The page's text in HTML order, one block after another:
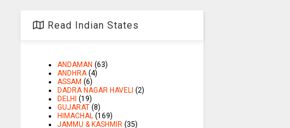
Read Indian States
ANDAMAN (63)
ANDHRA (4)
ASSAM (6)
DADRA NAGAR HAVELI (2)
DELHI (19)
GUJARAT (8)
HIMACHAL (169)
JAMMU & KASHMIR (35)